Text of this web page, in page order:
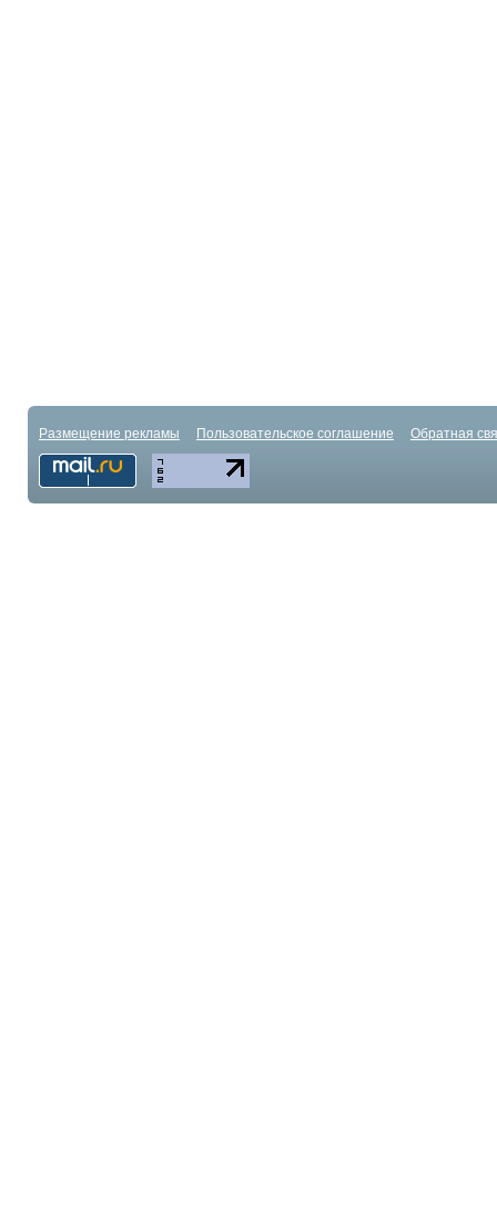
Размещение рекламы Пользовательское соглашение Обратная